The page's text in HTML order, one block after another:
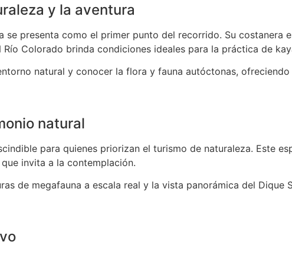
y la aventura
se presenta como el primer punto del recorrido. Su costanera
Colorado brinda condiciones ideales para la práctica de
natural y conocer la flora y fauna autóctonas,
natural
para quienes priorizan el turismo de naturaleza. Este
invita a la contemplación.
de megafauna a escala real y la vista panorámica del